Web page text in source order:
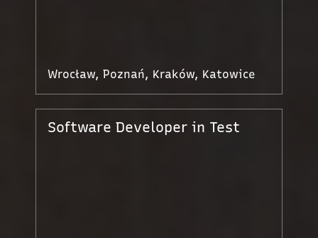
Wrocław, Poznań, Kraków, Katowice
Software Developer in Test